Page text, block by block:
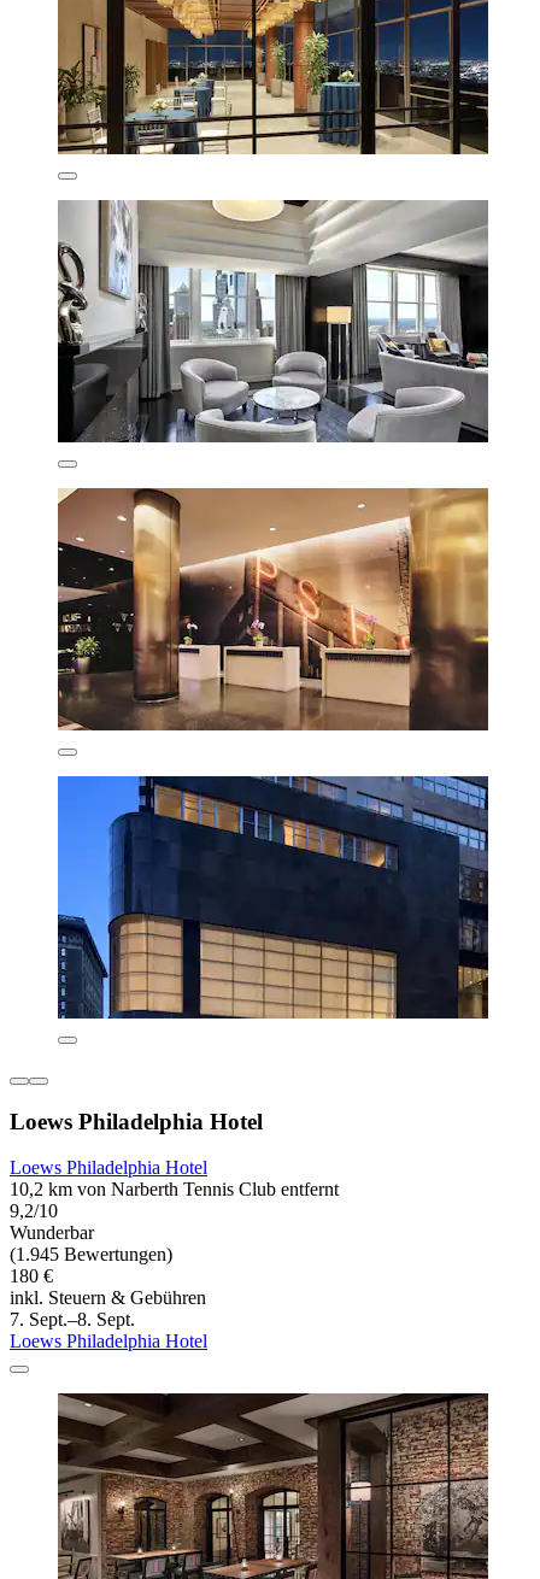
Loews Philadelphia Hotel
Loews Philadelphia Hotel
10,2 km von Narberth Tennis Club entfernt
9,2/10
Wunderbar
(1.945 Bewertungen)
180 €
inkl. Steuern & Gebühren
7. Sept.–8. Sept.
Loews Philadelphia Hotel